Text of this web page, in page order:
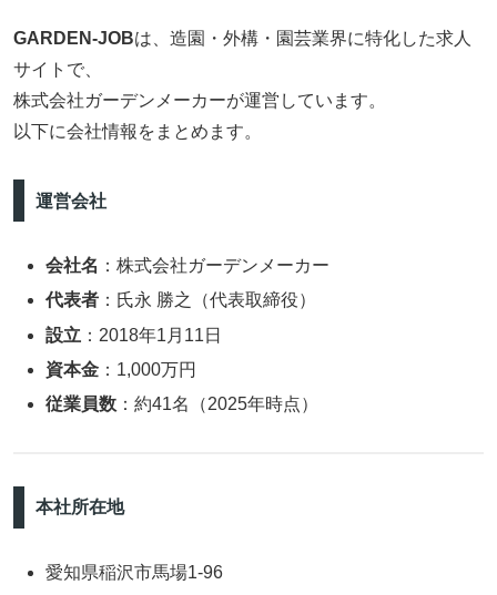
GARDEN-JOBは、造園・外構・園芸業界に特化した求人
サイトで、
株式会社ガーデンメーカーが運営しています。
以下に会社情報をまとめます。
運営会社
会社名 ：株式会社ガーデンメーカー
代表者 ：氏永 勝之（代表取締役）
設立 ：2018年1月11日
資本金 ：1,000万円
従業員数 ：約41名（2025年時点）
本社所在地
愛知県稲沢市馬場1-96